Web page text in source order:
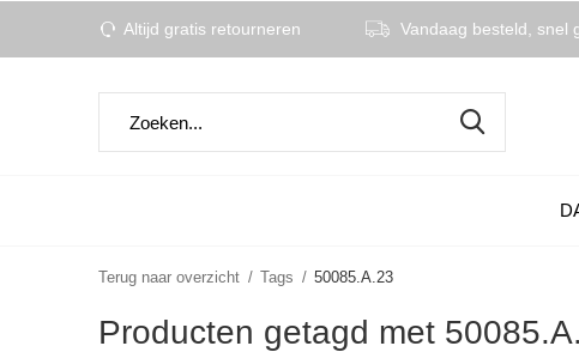
Altijd gratis retourneren Vandaag besteld, snel
Terug naar overzicht Tags 50085.A.23
Producten getagd met